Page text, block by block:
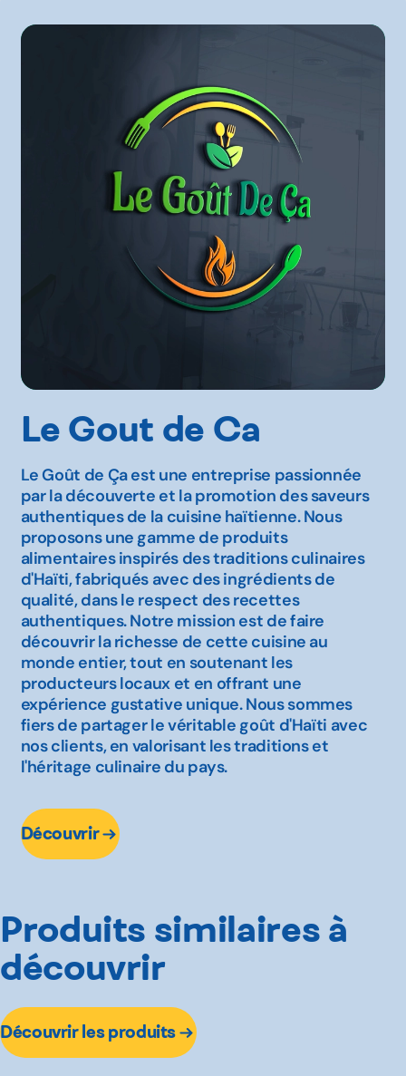
Le Gout de Ca
Le Goût de Ça est une entreprise passionnée
par la découverte et la promotion des saveurs
authentiques de la cuisine haïtienne. Nous
proposons une gamme de produits
alimentaires inspirés des traditions culinaires
d'Haïti, fabriqués avec des ingrédients de
qualité, dans le respect des recettes
authentiques. Notre mission est de faire
découvrir la richesse de cette cuisine au
monde entier, tout en soutenant les
producteurs locaux et en offrant une
expérience gustative unique. Nous sommes
fiers de partager le véritable goût d'Haïti avec
nos clients, en valorisant les traditions et
l'héritage culinaire du pays.
Découvrir
Produits similaires à
découvrir
Découvrir les produits